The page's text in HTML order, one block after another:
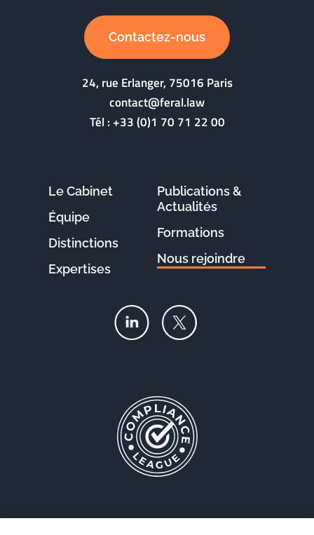
Contactez-nous
24, rue Erlanger, 75016 Paris
contact@feral.law
Tél :+33 (0)1 70 71 22 00
Le Cabinet
Équipe
Distinctions
Expertises
Publications &
Actualités
Formations
Nous rejoindre